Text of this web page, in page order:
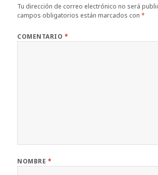
Tu dirección de correo electrónico no será
campos obligatorios están marcados con*
COMENTARIO *
NOMBRE *